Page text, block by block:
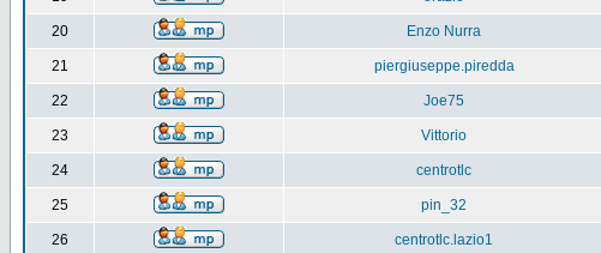
20 Enzo Nurra
21 piergiuseppe.piredda
22 Joe75
23 Vittorio
24 centrotlc
25 pin_32
26 centrotlc.lazio1